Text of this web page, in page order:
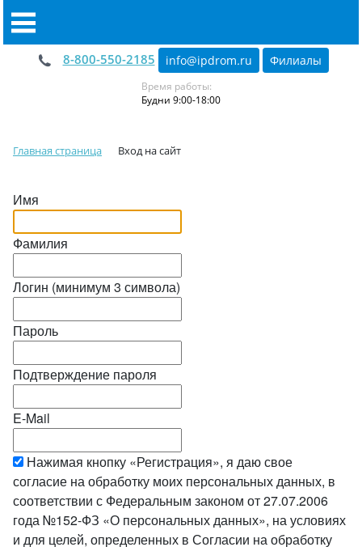
8-800-550-2185 info@ipdrom.ru Филиалы
Время работы:
Будни 9:00-18:00
Главная страница Вход на сайт
Имя
Фамилия
Логин (минимум 3 символа)
Пароль
Подтверждение пароля
E-Mail
Нажимая кнопку «Регистрация», я даю свое
согласие на обработку моих персональных данных, в
соответствии с Федеральным законом от 27.07.2006
года №152-ФЗ «О персональных данных», на условиях
и для целей, определенных в Согласии на обработку